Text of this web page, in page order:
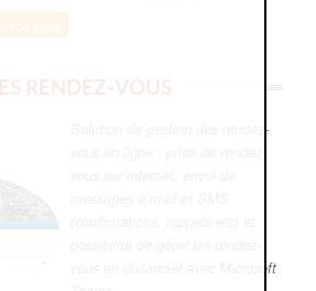
RENDEZ-VOUS
Solution de gestion des rendez-
vous en distanciel avec Microsoft